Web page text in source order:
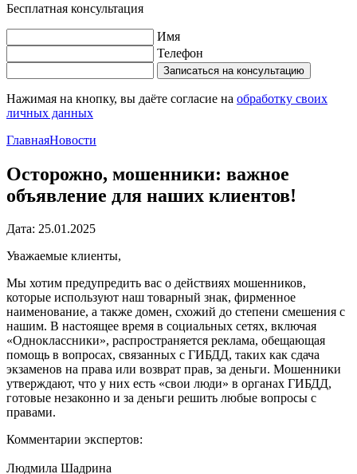
Бесплатная консультация
Имя
Телефон
Записаться на консультацию
Нажимая на кнопку, вы даёте согласие на обработку своих
личных данных
ГлавнаяНовости
Осторожно, мошенники: важное
объявление для наших клиентов!
Дата: 25.01.2025
Уважаемые клиенты,
Мы хотим предупредить вас о действиях мошенников,
которые используют наш товарный знак, фирменное
наименование, а также домен, схожий до степени смешения с
нашим. В настоящее время в социальных сетях, включая
«Одноклассники», распространяется реклама, обещающая
помощь в вопросах, связанных с ГИБДД, таких как сдача
экзаменов на права или возврат прав, за деньги. Мошенники
утверждают, что у них есть «свои люди» в органах ГИБДД,
готовые незаконно и за деньги решить любые вопросы с
правами.
Комментарии экспертов:
Людмила Шадрина